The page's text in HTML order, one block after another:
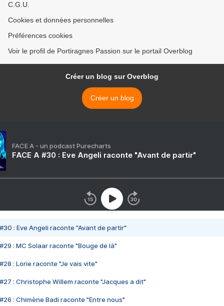
C.G.U.
Cookies et données personnelles
Préférences cookies
Voir le profil de Portiragnes Passion sur le portail Overblog
Créer un blog sur Overblog
Créer un blog
FACE A - un podcast Purecharts
FACE A #30 : Eve Angeli raconte "Avant de partir"
#30 : Eve Angeli raconte "Avant de partir"
#29 : MC Solaar raconte "Bouge de là"
#28 : Lorie raconte "Je vais vite"
#27 : Christophe Willem raconte "Jacques a dit"
#26 : Chimène Badi raconte "Entre nous"